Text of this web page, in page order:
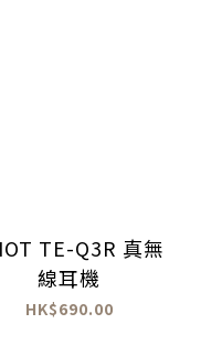
TE-Q3R 真無
線耳機
HK$690.00